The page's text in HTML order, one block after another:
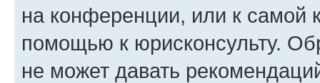
на конференции, или к самой
помощью к юрисконсульту.
не может давать